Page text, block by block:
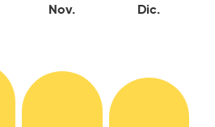
Nov. Dic.